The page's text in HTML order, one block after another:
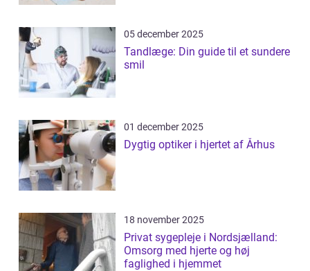
05 december 2025
Tandlæge: Din guide til et sundere
smil
01 december 2025
Dygtig optiker i hjertet af Århus
18 november 2025
Privat sygepleje i Nordsjælland:
Omsorg med hjerte og høj
faglighed i hjemmet